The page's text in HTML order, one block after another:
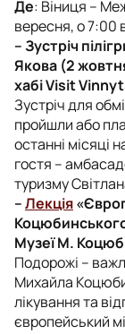
Де: Віниця –
вересня, о 7:00
– Зустріч
Якова (2
хабі Visit
Зустріч для
пройшли або
останні місяці
гостя –
туризму
–Лекція
Музеї М.
Подорожі –
Михайла
лікування та
європейський